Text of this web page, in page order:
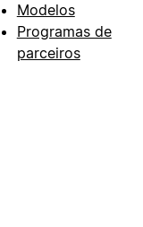
Modelos
Programas de
parceiros